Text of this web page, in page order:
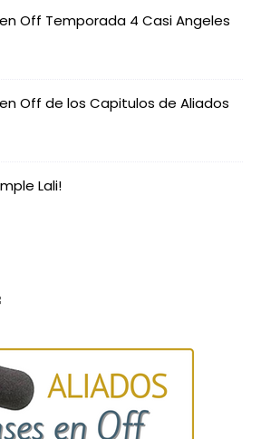
Off Temporada 4 Casi Angeles
Off de los Capitulos de Aliados
Lali!